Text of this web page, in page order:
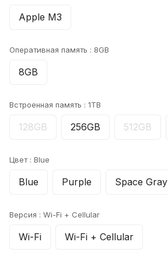
Apple M3
Оперативная память : 8GB
8GB
Встроенная память : 1TB
128GB 256GB 512GB
Цвет : Blue
Blue Purple Space Gray
Версия : Wi-Fi + Cellular
Wi-Fi Wi-Fi + Cellular